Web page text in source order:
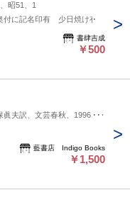
昭51、1
に記名印有 少日焼け有
書肆吉成
￥500
夫訳、文芸春秋、1996、1
藍書店 Indigo Books
￥1,500